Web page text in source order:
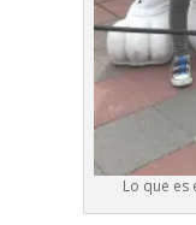
Lo que es